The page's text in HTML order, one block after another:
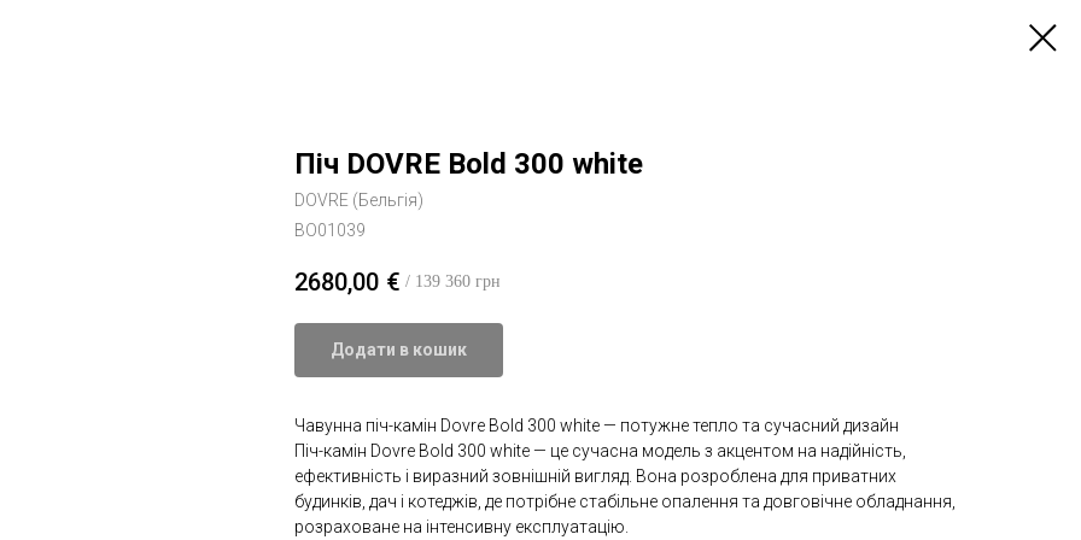
Піч DOVRE Bold 300 white
DOVRE (Бельгія)
BO01039
2680,00 € / 139 360 грн
Додати в кошик
Чавунна піч-камін Dovre Bold 300 white — потужне тепло та сучасний дизайн
Піч-камін Dovre Bold 300 white — це сучасна модель з акцентом на надійність,
ефективність і виразний зовнішній вигляд. Вона розроблена для приватних
будинків, дач і котеджів, де потрібне стабільне опалення та довговічне обладнання,
розраховане на інтенсивну експлуатацію.